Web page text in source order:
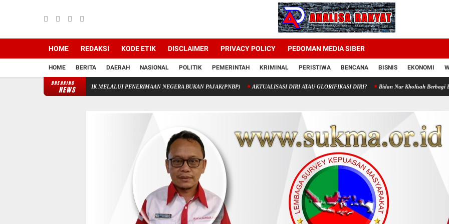
HOME REDAKSI KODE ETIK DISCLAIMER PRIVACY POLICY PEDOMAN MEDIA SIBER
HOME BERITA DAERAH NASIONAL POLITIK PEMERINTAH KRIMINAL PERISTIWA BENCANA BISNIS EKONOMI
BREAKING
NEWS
KEUANGAN STIK MELALUI PENERIMAAN NEGERA BUKAN PAJAK(PNBP) AKTUALISASI DIRI ATAU GLORIFIKASI DIRI? Bidan Nur Kholisah Berbagi Berkah di